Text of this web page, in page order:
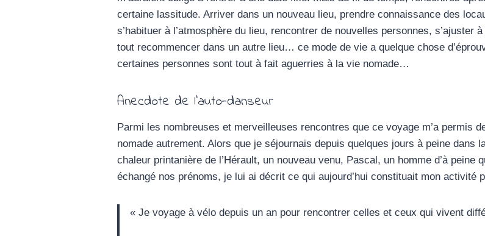
certaine lassitude. Arriver dans un nouveau lieu, prendre connaissance des
s’habituer à l’atmosphère du lieu, rencontrer de nouvelles personnes,
tout recommencer dans un autre lieu… ce mode de vie a quelque chose
certaines personnes sont tout à fait aguerries à la vie nomade…
Anecdote de l’auto-danseur
Parmi les nombreuses et merveilleuses rencontres que ce voyage m’a permis
nomade autrement. Alors que je séjournais depuis quelques jours à peine dans
chaleur printanière de l’Hérault, un nouveau venu, Pascal, un homme d’à peine
échangé nos prénoms, je lui ai décrit ce qui aujourd’hui constituait mon activité
« Je voyage à vélo depuis un an pour rencontrer celles et ceux qui vivent